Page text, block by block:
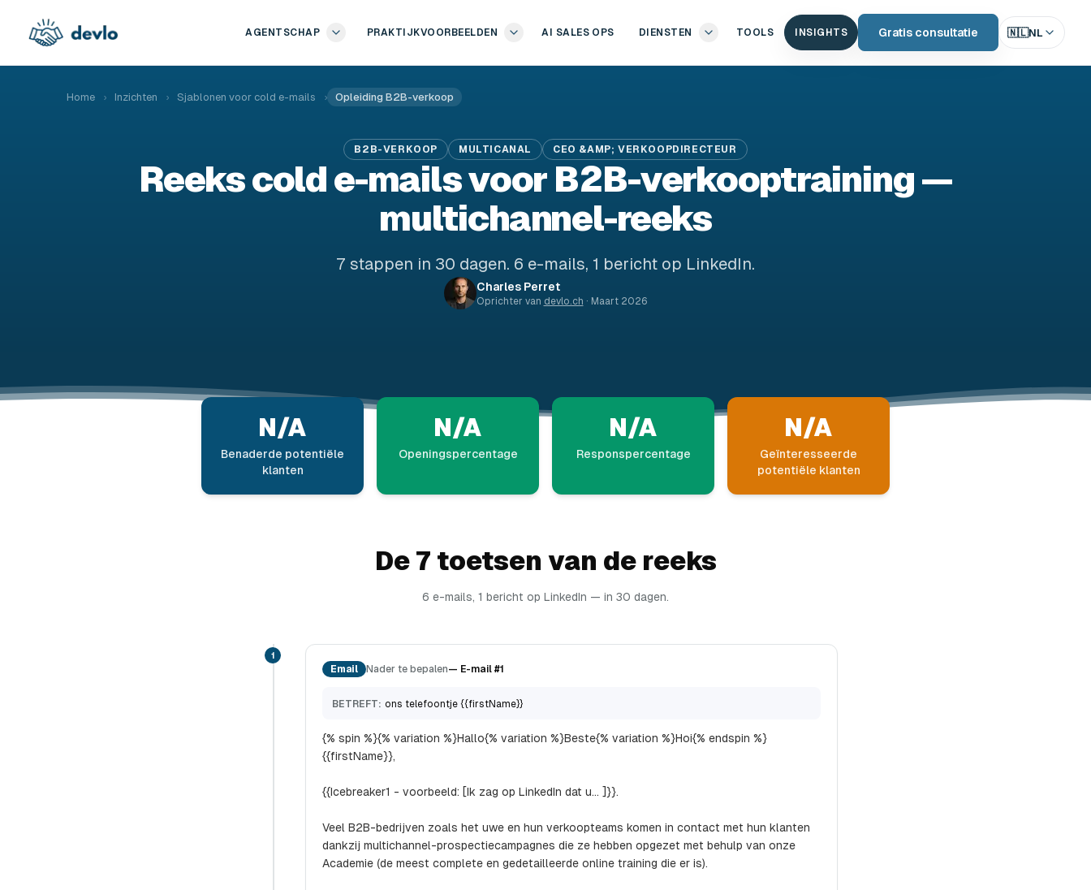
AGENTSCHAP PRAKTIJKVOORBEELDEN AI SALES OPS DIENSTEN TOOLS INSIGHTS Gratis consultatie 🇳🇱NL
Home › Inzichten › Sjablonen voor cold e-mails › Opleiding B2B-verkoop
B2B-VERKOOP MULTICANAL CEO &AMP; VERKOOPDIRECTEUR
Reeks cold e-mails voor B2B-verkooptraining —
multichannel-reeks
7 stappen in 30 dagen. 6 e-mails, 1 bericht op LinkedIn.
Charles Perret
Oprichter van devlo.ch · Maart 2026
N/A
Benaderde potentiële
klanten
N/A
Openingspercentage
N/A
Responspercentage
N/A
Geïnteresseerde
potentiële klanten
De 7 toetsen van de reeks
6 e-mails, 1 bericht op LinkedIn — in 30 dagen.
1
Email Nader te bepalen— E-mail #1
BETREFT: ons telefoontje {{firstName}}
{% spin %}{% variation %}Hallo{% variation %}Beste{% variation %}Hoi{% endspin %}
{{firstName}},
{{Icebreaker1 - voorbeeld: [Ik zag op LinkedIn dat u… ]}}.
Veel B2B-bedrijven zoals het uwe en hun verkoopteams komen in contact met hun klanten
dankzij multichannel-prospectiecampagnes die ze hebben opgezet met behulp van onze
Academie (de meest complete en gedetailleerde online training die er is).